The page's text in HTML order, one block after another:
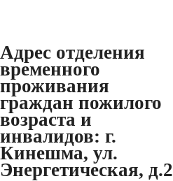
Адрес отделения
временного
проживания
граждан пожилого
возраста и
инвалидов: г.
Кинешма, ул.
Энергетическая, д.2